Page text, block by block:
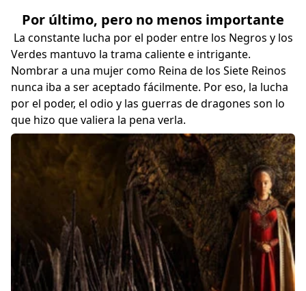
Por último, pero no menos importante
La constante lucha por el poder entre los Negros y los
Verdes mantuvo la trama caliente e intrigante.
Nombrar a una mujer como Reina de los Siete Reinos
nunca iba a ser aceptado fácilmente. Por eso, la lucha
por el poder, el odio y las guerras de dragones son lo
que hizo que valiera la pena verla.